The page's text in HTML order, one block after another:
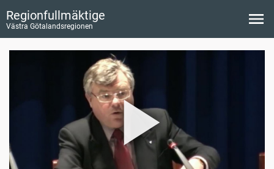
Regionfullmäktige
Västra Götalandsregionen